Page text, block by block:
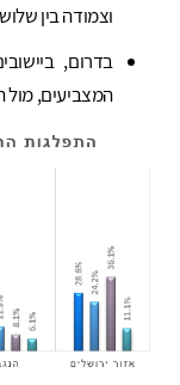
וצמודה בין
המצביעים, מול